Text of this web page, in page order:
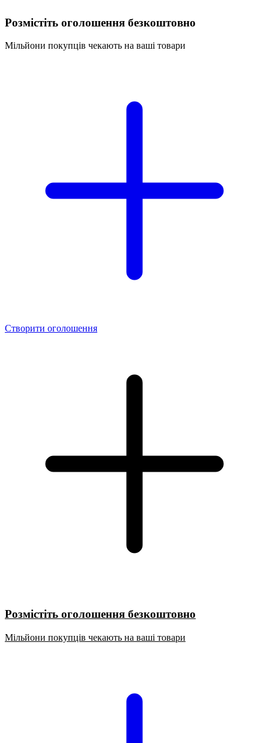
Розмістіть оголошення безкоштовно
Мільйони покупців чекають на ваші товари
Створити оголошення
Розмістіть оголошення безкоштовно
Мільйони покупців чекають на ваші товари